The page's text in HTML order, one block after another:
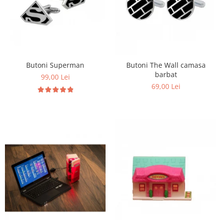
Butoni Superman
99,00 Lei
Butoni The Wall camasa
barbat
69,00 Lei